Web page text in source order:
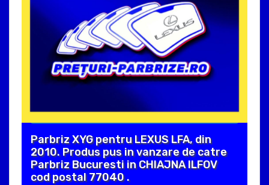
Parbriz XYG pentru LEXUS LFA, din
2010. Produs pus in vanzare de catre
Parbriz Bucuresti in CHIAJNA ILFOV
cod postal 77040 .